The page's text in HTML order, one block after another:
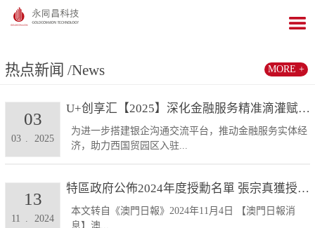
热点新闻 /News
U+创享汇【2025】深化金融服务精准滴灌赋能发展...
为进一步搭建银企沟通交流平台，推动金融服务实体经
济，助力西国贸园区入驻...
03 2025
03
特區政府公佈2024年度授勳名單 張宗真獲授予專業...
本文转自《澳門日報》2024年11月4日 【澳門日報消
息】澳...
11 2024
13
MORE +